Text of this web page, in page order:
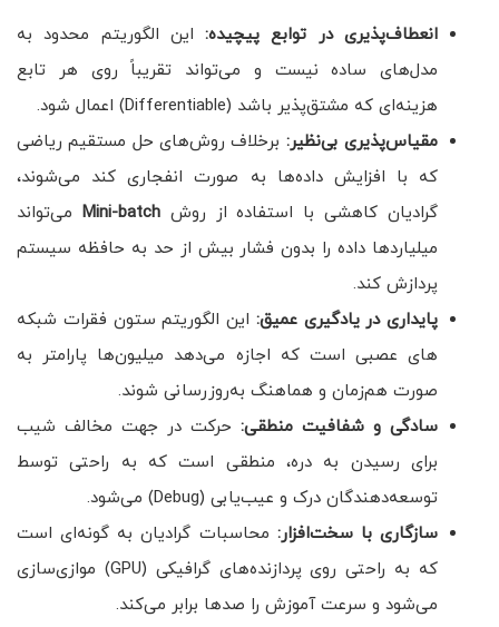
انعطاف‌پذیری در توابع پیچیده: این الگوریتم محدود به
مدل‌های ساده نیست و می‌تواند تقریباً روی هر تابع
هزینه‌ای که مشتق‌پذیر باشد (Differentiable) اعمال شود.
مقیاس‌پذیری بی‌نظیر: برخلاف روش‌های حل مستقیم ریاضی
که با افزایش داده‌ها به صورت انفجاری کند می‌شوند،
گرادیان کاهشی با استفاده از روشMini-batch می‌تواند
میلیاردها داده را بدون فشار بیش از حد به حافظه سیستم
پردازش کند.
پایداری در یادگیری عمیق: این الگوریتم ستون فقرات شبکه
های عصبی است که اجازه می‌دهد میلیون‌ها پارامتر به
صورت هم‌زمان و هماهنگ به‌روزرسانی شوند.
سادگی و شفافیت منطقی: حرکت در جهت مخالف شیب
برای رسیدن به دره، منطقی است که به راحتی توسط
توسعه‌دهندگان درک و عیب‌یابی (Debug) می‌شود.
سازگاری با سخت‌افزار: محاسبات گرادیان به گونه‌ای است
که به راحتی روی پردازنده‌های گرافیکی (GPU) موازی‌سازی
می‌شود و سرعت آموزش را صدها برابر می‌کند.